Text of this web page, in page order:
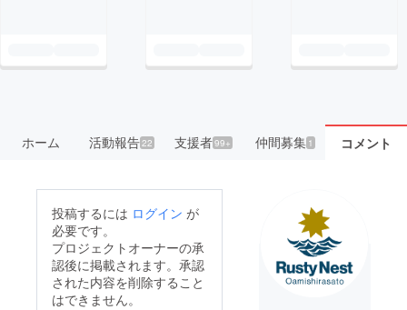
ホーム 活動報告22 支援者99+ 仲間募集 1 コメント
投稿するには ログイン が
必要です。
プロジェクトオーナーの承
認後に掲載されます。承認
された内容を削除すること
はできません。